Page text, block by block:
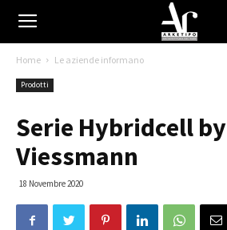
Home Le aziende informano
Prodotti
Serie Hybridcell by
Viessmann
18 Novembre 2020